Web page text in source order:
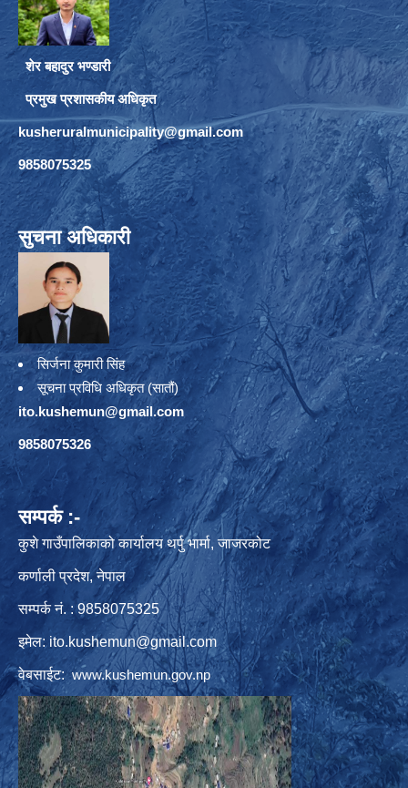
शेर बहादुर भण्डारी
प्रमुख प्रशासकीय अधिकृत
kusheruralmunicipality@gmail.com
9858075325
सुचना अधिकारी
सिर्जना कुमारी सिंह
सूचना प्रविधि अधिकृत (सातौं)
ito.kushemun@gmail.com
9858075326
सम्पर्क :-
कुशे गाउँपालिकाको कार्यालय थर्पु भार्मा, जाजरकोट
कर्णाली प्रदेश, नेपाल
सम्पर्क नं. : 9858075325
इमेल: ito.kushemun@gmail.com
वेबसाईट:www.kushemun.gov.np